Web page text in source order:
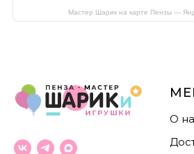
Мастер Шарик на карте Пензы —
О